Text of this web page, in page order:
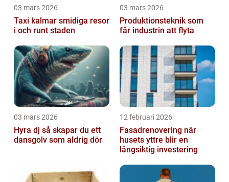
03 mars 2026
Taxi kalmar smidiga resor
i och runt staden
03 mars 2026
Produktionsteknik som
får industrin att flyta
03 mars 2026
Hyra dj så skapar du ett
dansgolv som aldrig dör
12 februari 2026
Fasadrenovering när
husets yttre blir en
långsiktig investering